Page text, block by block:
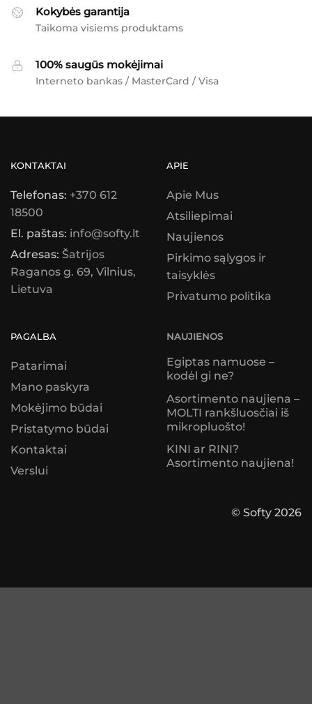
Kokybės garantija
Taikoma visiems produktams
100% saugūs mokėjimai
Interneto bankas / MasterCard / Visa
KONTAKTAI
Telefonas: +370 612
18500
El. paštas: info@softy.lt
Adresas: Šatrijos
Raganos g. 69, Vilnius,
Lietuva
APIE
Apie Mus
Atsiliepimai
Naujienos
Pirkimo sąlygos ir
taisyklės
Privatumo politika
PAGALBA
Patarimai
Mano paskyra
Mokėjimo būdai
Pristatymo būdai
Kontaktai
Verslui
NAUJIENOS
Egiptas namuose –
kodėl gi ne?
Asortimento naujiena –
MOLTI rankšluosčiai iš
mikropluošto!
KINI ar RINI?
Asortimento naujiena!
© Softy 2026